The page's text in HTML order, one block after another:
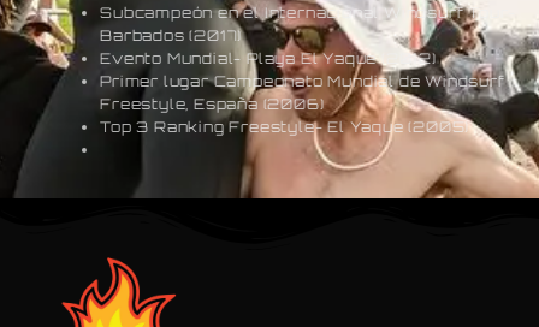
Subcampeón en el Internacional Windsurf Tour-
Barbados (2017)
Evento Mundial- Playa El Yaque (2012)
Primer lugar Campeonato Mundial de Windsurf
Freestyle, España (2006)
Top 3 Ranking Freestyle- El Yaque (2005)